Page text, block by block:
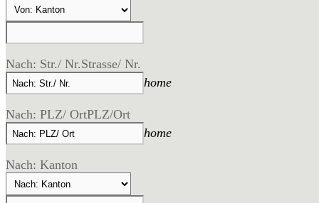
Nach: Str./ Nr.Strasse/ Nr.
home
Nach: PLZ/ OrtPLZ/Ort
home
Nach: Kanton